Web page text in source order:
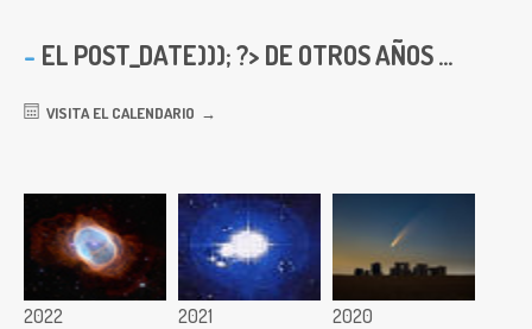
EL POST_DATE))); ?> DE OTROS AÑOS ...
VISITA EL CALENDARIO
2022 2021 2020